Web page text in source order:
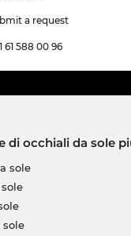
a request
61 588 00 96
di occhiali da sole
sole
sole